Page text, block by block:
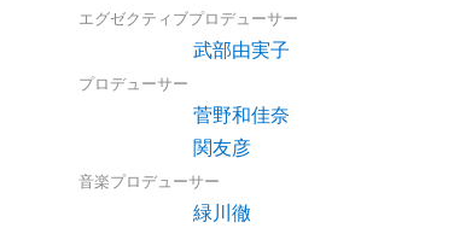
エグゼクティブプロデューサー
武部由実子
プロデューサー
菅野和佳奈
関友彦
音楽プロデューサー
緑川徹